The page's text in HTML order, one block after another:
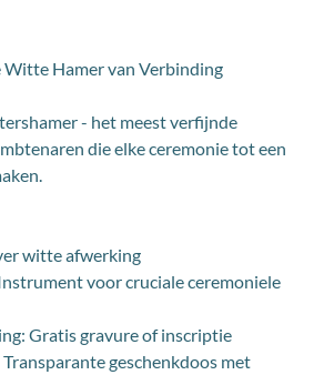
Hamer van Verbinding
- het meest verfijnde
die elke ceremonie tot een
witte afwerking
voor cruciale ceremoniele
Gratis gravure of inscriptie
geschenkdoos met